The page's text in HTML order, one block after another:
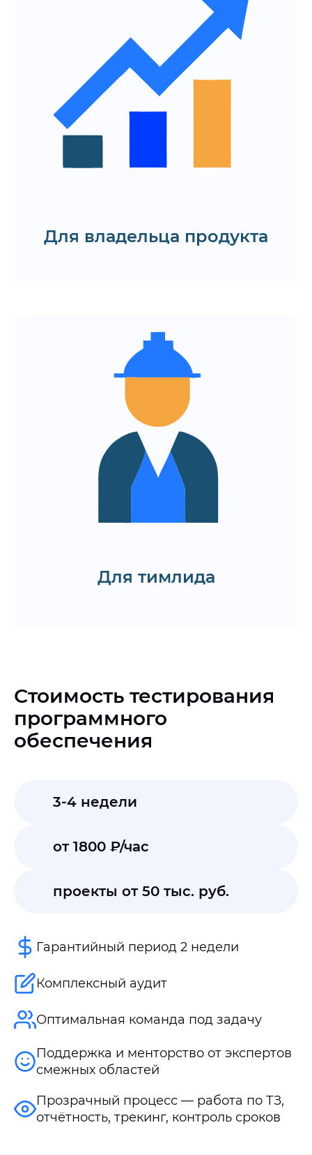
Для владельца продукта
внешних интеграций
Подтверждение работоспособности
новых функций до их масштабного
Снижение числа дефектов,
влияющих на пользовательский опыт
Рост стабильности продукта и
Запросить план тестирования
Для тимлида
Отчёты о взаимодействии систем и
Встраивание интеграционного
Возможность параллельно
проверять несколько связок
Гибкая методология для
масштабирования на будущие
Запросить CV
Стоимость тестирования
программного
обеспечения
3-4 недели
от 1800 ₽/час
проекты от 50 тыс. руб.
Гарантийный период 2 недели
Комплексный аудит
Оптимальная команда под задачу
Поддержка и менторство от экспертов
смежных областей
Прозрачный процесс — работа по ТЗ,
отчётность, трекинг, контроль сроков